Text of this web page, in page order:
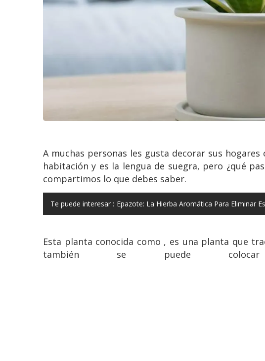
A muchas personas les gusta decorar sus
habitación y es la lengua de suegra, pero ¿qué
compartimos lo que debes saber.
Te puede interesar : Epazote: La Hierba Aromática Para Eliminar
Esta planta conocida como , es una planta que
también se puede